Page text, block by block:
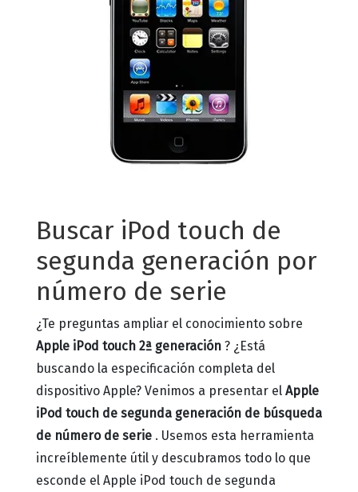
Buscar iPod touch de
segunda generación por
número de serie
¿Te preguntas ampliar el conocimiento sobre
Apple iPod touch 2ª generación ? ¿Está
buscando la especificación completa del
dispositivo Apple? Venimos a presentar el Apple
iPod touch de segunda generación de búsqueda
de número de serie . Usemos esta herramienta
increíblemente útil y descubramos todo lo que
esconde el Apple iPod touch de segunda